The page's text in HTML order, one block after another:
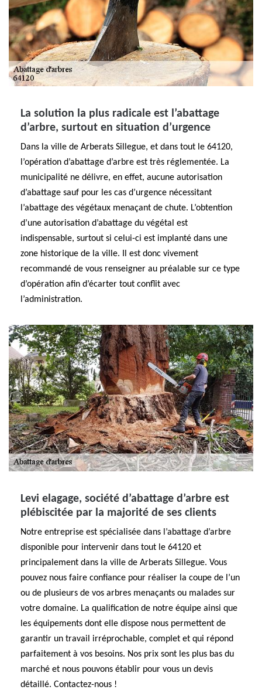
La solution la plus radicale est l’abattage
d’arbre, surtout en situation d’urgence
Dans la ville de Arberats Sillegue, et dans tout le 64120,
l’opération d’abattage d’arbre est très réglementée. La
municipalité ne délivre, en effet, aucune autorisation
d’abattage sauf pour les cas d’urgence nécessitant
l’abattage des végétaux menaçant de chute. L’obtention
d’une autorisation d’abattage du végétal est
indispensable, surtout si celui-ci est implanté dans une
zone historique de la ville. Il est donc vivement
recommandé de vous renseigner au préalable sur ce type
d’opération afin d’écarter tout conflit avec
l’administration.
Levi elagage, société d’abattage d’arbre est
plébiscitée par la majorité de ses clients
Notre entreprise est spécialisée dans l’abattage d’arbre
disponible pour intervenir dans tout le 64120 et
principalement dans la ville de Arberats Sillegue. Vous
pouvez nous faire confiance pour réaliser la coupe de l’un
ou de plusieurs de vos arbres menaçants ou malades sur
votre domaine. La qualification de notre équipe ainsi que
les équipements dont elle dispose nous permettent de
garantir un travail irréprochable, complet et qui répond
parfaitement à vos besoins. Nos prix sont les plus bas du
marché et nous pouvons établir pour vous un devis
détaillé. Contactez-nous !